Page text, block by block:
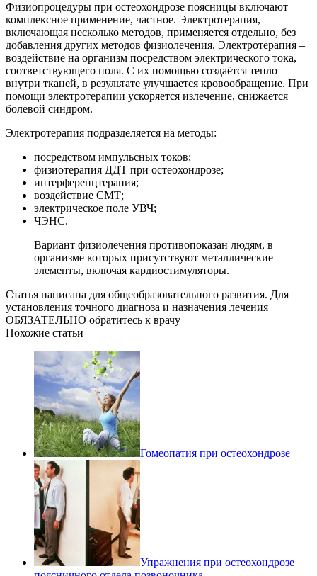
Физиопроцедуры при остеохондрозе поясницы включают
комплексное применение, частное. Электротерапия,
включающая несколько методов, применяется отдельно, без
добавления других методов физиолечения. Электротерапия –
воздействие на организм посредством электрического тока,
соответствующего поля. С их помощью создаётся тепло
внутри тканей, в результате улучшается кровообращение. При
помощи электротерапии ускоряется излечение, снижается
болевой синдром.
Электротерапия подразделяется на методы:
посредством импульсных токов;
физиотерапия ДДТ при остеохондрозе;
интерференцтерапия;
воздействие СМТ;
электрическое поле УВЧ;
ЧЭНС.
Вариант физиолечения противопоказан людям, в
организме которых присутствуют металлические
элементы, включая кардиостимуляторы.
Статья написана для общеобразовательного развития. Для
установления точного диагноза и назначения лечения
ОБЯЗАТЕЛЬНО обратитесь к врачу
Похожие статьи
Гомеопатия при остеохондрозе
Упражнения при остеохондрозе